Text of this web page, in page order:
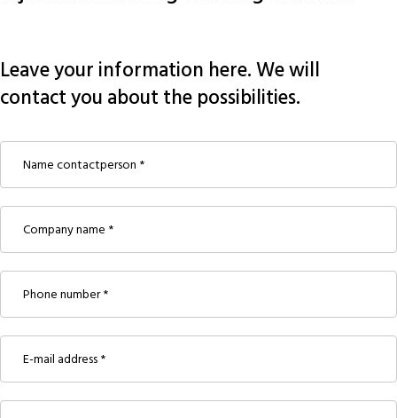
Leave your information here. We will
contact you about the possibilities.